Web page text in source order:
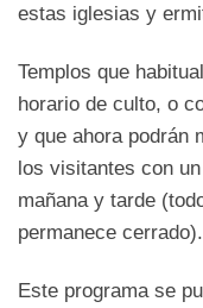
estas iglesias y
Templos que
horario de culto, o
y que ahora podrán
los visitantes con
mañana y tarde
permanece cerrado).
Este programa se